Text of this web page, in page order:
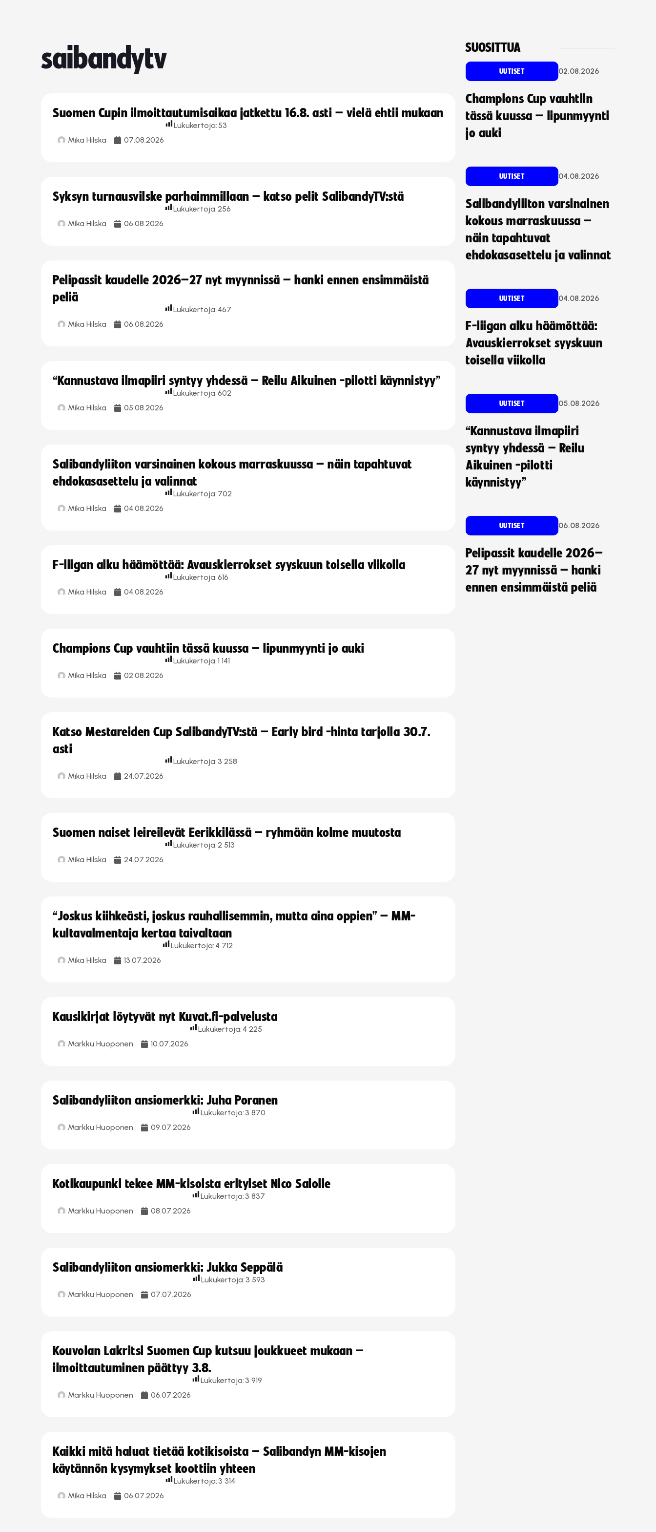
saibandytv
Suomen Cupin ilmoittautumisaikaa jatkettu 16.8. asti – vielä ehtii mukaan
Mika Hilska 07.08.2026
Lukukertoja: 53
Syksyn turnausvilske parhaimmillaan – katso pelit SalibandyTV:stä
Mika Hilska 06.08.2026
Lukukertoja:256
Pelipassit kaudelle 2026–27 nyt myynnissä – hanki ennen ensimmäistä
peliä
Mika Hilska 06.08.2026
Lukukertoja: 467
“Kannustava ilmapiiri syntyy yhdessä – Reilu Aikuinen -pilotti käynnistyy”
Mika Hilska 05.08.2026
Lukukertoja:602
Salibandyliiton varsinainen kokous marraskuussa – näin tapahtuvat
ehdokasasettelu ja valinnat
Mika Hilska 04.08.2026
Lukukertoja: 702
F-liigan alku häämöttää: Avauskierrokset syyskuun toisella viikolla
Mika Hilska 04.08.2026
Lukukertoja:616
Champions Cup vauhtiin tässä kuussa – lipunmyynti jo auki
Mika Hilska 02.08.2026
Lukukertoja:1 141
Katso Mestareiden Cup SalibandyTV:stä – Early bird -hinta tarjolla 30.7.
asti
Mika Hilska 24.07.2026
Lukukertoja: 3 258
Suomen naiset leireilevät Eerikkilässä – ryhmään kolme muutosta
Mika Hilska 24.07.2026
Lukukertoja:2 513
“Joskus kiihkeästi, joskus rauhallisemmin, mutta aina oppien” – MM-
kultavalmentaja kertaa taivaltaan
Mika Hilska 13.07.2026
Lukukertoja: 4 712
Kausikirjat löytyvät nyt Kuvat.fi-palvelusta
Markku Huoponen 10.07.2026
Lukukertoja: 4 225
Salibandyliiton ansiomerkki: Juha Poranen
Markku Huoponen 09.07.2026
Lukukertoja: 3 870
Kotikaupunki tekee MM-kisoista erityiset Nico Salolle
Markku Huoponen 08.07.2026
Lukukertoja: 3 837
Salibandyliiton ansiomerkki: Jukka Seppälä
Markku Huoponen 07.07.2026
Lukukertoja: 3 593
Kouvolan Lakritsi Suomen Cup kutsuu joukkueet mukaan –
ilmoittautuminen päättyy 3.8.
Markku Huoponen 06.07.2026
Lukukertoja: 3 919
Kaikki mitä haluat tietää kotikisoista – Salibandyn MM-kisojen
käytännön kysymykset koottiin yhteen
Mika Hilska 06.07.2026
Lukukertoja: 3 314
SUOSITTUA
UUTISET 02.08.2026
Champions Cup vauhtiin
tässä kuussa – lipunmyynti
jo auki
UUTISET 04.08.2026
Salibandyliiton varsinainen
kokous marraskuussa –
näin tapahtuvat
ehdokasasettelu ja valinnat
UUTISET 04.08.2026
F-liigan alku häämöttää:
Avauskierrokset syyskuun
toisella viikolla
UUTISET 05.08.2026
“Kannustava ilmapiiri
syntyy yhdessä – Reilu
Aikuinen -pilotti
käynnistyy”
UUTISET 06.08.2026
Pelipassit kaudelle 2026–
27 nyt myynnissä – hanki
ennen ensimmäistä peliä